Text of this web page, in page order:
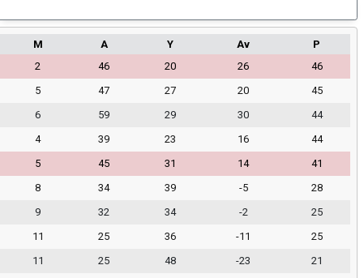
M A Y Av
P
2 46 20 26
46
5 47 27 20
45
6 59 29 30
44
4 39 23 16
44
5 45 31 14
41
8 34 39 -5
28
9 32 34 -2
25
11 25 36 -11
25
11 25 48 -23
21